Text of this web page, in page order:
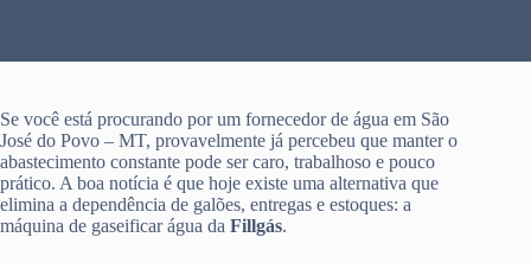
Se você está procurando por um fornecedor de água em São
José do Povo – MT, provavelmente já percebeu que manter o
abastecimento constante pode ser caro, trabalhoso e pouco
prático. A boa notícia é que hoje existe uma alternativa que
elimina a dependência de galões, entregas e estoques: a
máquina de gaseificar água da Fillgás.